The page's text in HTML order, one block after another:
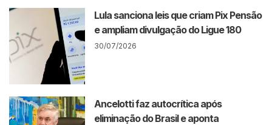
Lula sanciona leis que criam Pix Pensão
e ampliam divulgação do Ligue 180
30/07/2026
Ancelotti faz autocrítica após
eliminação do Brasil e aponta